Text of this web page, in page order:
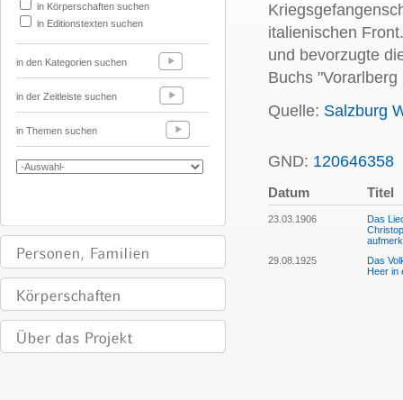
in Körperschaften suchen
in Editionstexten suchen
in den Kategorien suchen
in der Zeitleiste suchen
in Themen suchen
italienischen
und bevorzugte
Buchs
Quelle: Salzburg
GND: 120646358
Datum Titel
23.03.1906
Das
29.08.1925
Das
Heer in